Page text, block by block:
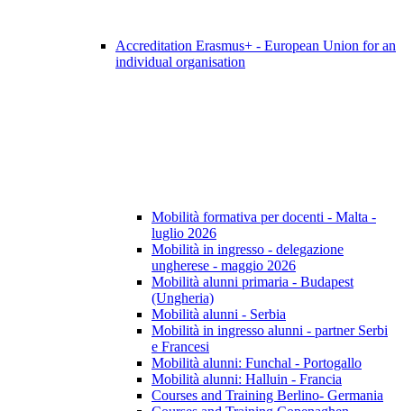
Accreditation Erasmus+ - European Union for an
individual organisation
Mobilità formativa per docenti - Malta -
luglio 2026
Mobilità in ingresso - delegazione
ungherese - maggio 2026
Mobilità alunni primaria - Budapest
(Ungheria)
Mobilità alunni - Serbia
Mobilità in ingresso alunni - partner Serbi
e Francesi
Mobilità alunni: Funchal - Portogallo
Mobilità alunni: Halluin - Francia
Courses and Training Berlino- Germania